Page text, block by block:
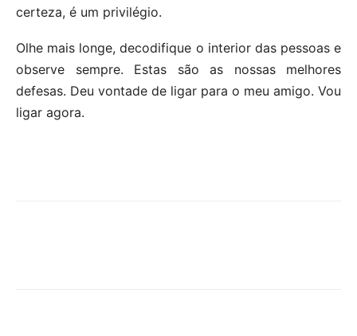
certeza, é um privilégio.
Olhe mais longe, decodifique o interior das pessoas e
observe sempre. Estas são as nossas melhores
defesas. Deu vontade de ligar para o meu amigo. Vou
ligar agora.